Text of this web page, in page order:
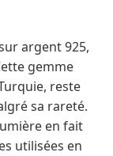
argent 925,
gemme
reste
sa rareté.
en fait
utilisées en